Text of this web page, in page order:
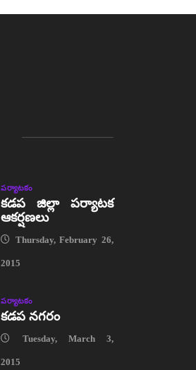
పర్యాటకం
కడప జిల్లా పర్యాటక
ఆకర్షణలు
Thursday, February 26,
2015
పర్యాటకం
కడప నగరం
Tuesday, March 3,
2015